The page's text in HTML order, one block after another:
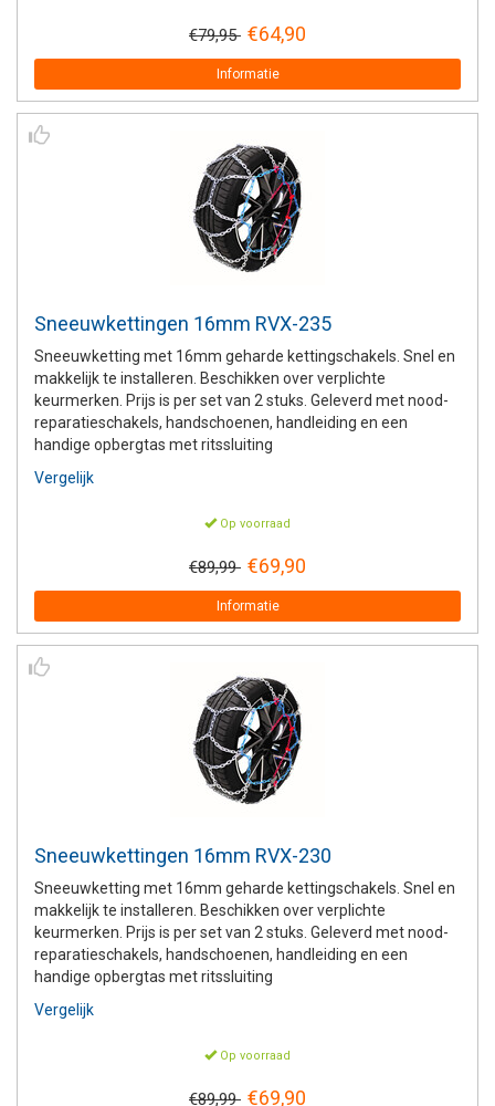
€79,95 €64,90
Informatie
Sneeuwkettingen 16mm RVX-235
Sneeuwketting met 16mm geharde kettingschakels. Snel en
makkelijk te installeren. Beschikken over verplichte
keurmerken. Prijs is per set van 2 stuks. Geleverd met nood-
reparatieschakels, handschoenen, handleiding en een
handige opbergtas met ritssluiting
Vergelijk
Op voorraad
€89,99 €69,90
Informatie
Sneeuwkettingen 16mm RVX-230
Sneeuwketting met 16mm geharde kettingschakels. Snel en
makkelijk te installeren. Beschikken over verplichte
keurmerken. Prijs is per set van 2 stuks. Geleverd met nood-
reparatieschakels, handschoenen, handleiding en een
handige opbergtas met ritssluiting
Vergelijk
Op voorraad
€89,99 €69,90